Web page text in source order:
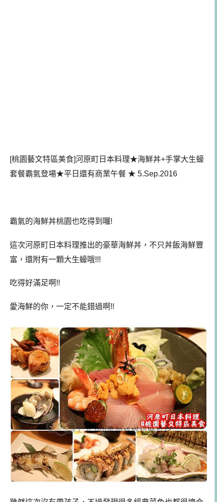
[桃園藝文特區美食]河原町日本料理★海鮮丼+手掌大生蠔
套餐霸氣登場★平日還有商業午餐 ★ 5.Sep.2016
霸氣的海鮮丼桃園也吃得到囉!
這次河原町日本料理推出的豪華海鮮丼，不只丼飯海鮮豐
富，還附有一顆大生蠔哦!!!
吃得好滿足啊!!
愛海鮮的你，一定不能錯過啊!!